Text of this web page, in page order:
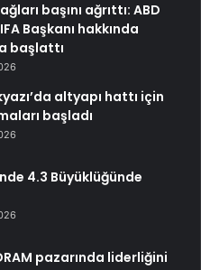
başını ağrıttı: ABD
Başkanı hakkında
başlattı
altyapı hattı için
başladı
4.3 Büyüklüğünde
pazarında liderliğini